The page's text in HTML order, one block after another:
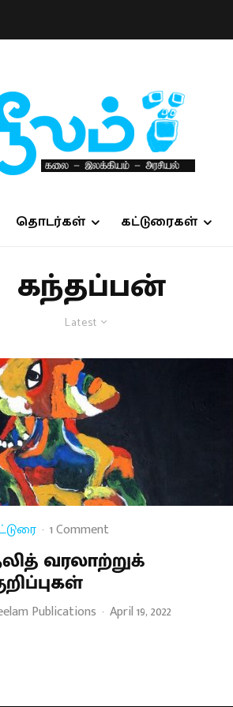
தொடர்கள் கட்டுரைகள்
கந்தப்பன்
Latest
· 1 Comment
வரலாற்றுக்
Publications · April 19, 2022